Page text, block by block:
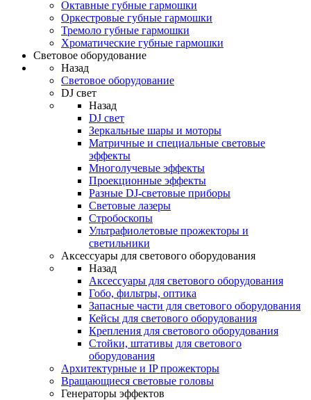
Октавные губные гармошки
Оркестровые губные гармошки
Тремоло губные гармошки
Хроматические губные гармошки
Световое оборудование
Назад
Световое оборудование
DJ свет
Назад
DJ свет
Зеркальные шары и моторы
Матричные и специальные световые
эффекты
Многолучевые эффекты
Проекционные эффекты
Разные DJ-световые приборы
Световые лазеры
Стробоскопы
Ультрафиолетовые прожекторы и
светильники
Аксессуары для светового оборудования
Назад
Аксессуары для светового оборудования
Гобо, фильтры, оптика
Запасные части для светового оборудования
Кейсы для светового оборудования
Крепления для светового оборудования
Стойки, штативы для светового
оборудования
Архитектурные и IP прожекторы
Вращающиеся световые головы
Генераторы эффектов